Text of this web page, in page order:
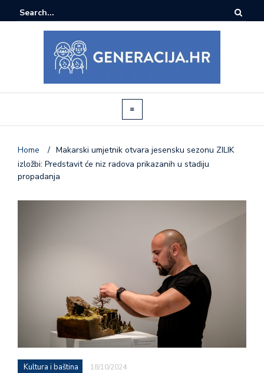
Home / Makarski umjetnik otvara jesensku sezonu ZILIK
izložbi: Predstavit će niz radova prikazanih u stadiju
propadanja
Kultura i baština 18/10/2024